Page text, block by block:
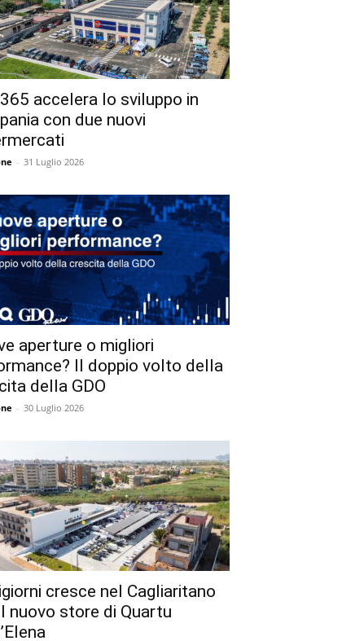
accelera lo sviluppo in
con due nuovi
- 31 Luglio 2026
aperture o migliori
Il doppio volto della
della GDO
- 30 Luglio 2026
cresce nel Cagliaritano
nuovo store di Quartu